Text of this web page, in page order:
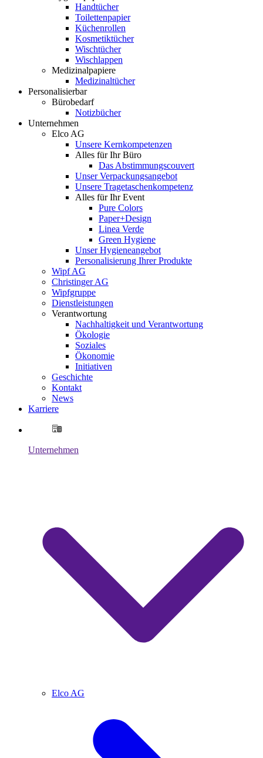
Handtücher
Toilettenpapier
Küchenrollen
Kosmetiktücher
Wischtücher
Wischlappen
Medizinalpapiere
Medizinaltücher
Personalisierbar
Bürobedarf
Notizbücher
Unternehmen
Elco AG
Unsere Kernkompetenzen
Alles für Ihr Büro
Das Abstimmungscouvert
Unser Verpackungsangebot
Unsere Tragetaschenkompetenz
Alles für Ihr Event
Pure Colors
Paper+Design
Linea Verde
Green Hygiene
Unser Hygieneangebot
Personalisierung Ihrer Produkte
Wipf AG
Christinger AG
Wipfgruppe
Dienstleistungen
Verantwortung
Nachhaltigkeit und Verantwortung
Ökologie
Soziales
Ökonomie
Initiativen
Geschichte
Kontakt
News
Karriere
Unternehmen
Elco AG